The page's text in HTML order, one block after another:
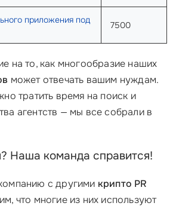
приложения под
7500
на то, как многообразие наших
может отвечать вашим нуждам.
тратить время на поиск и
агентств — мы все собрали в
Наша команда справится!
с другими крипто PR
что многие из них используют